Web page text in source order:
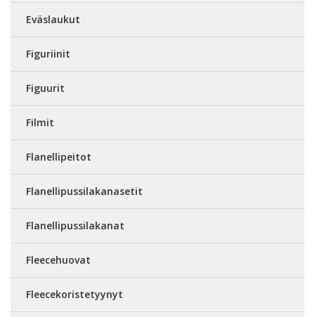
Eväslaukut
Figuriinit
Figuurit
Filmit
Flanellipeitot
Flanellipussilakanasetit
Flanellipussilakanat
Fleecehuovat
Fleecekoristetyynyt